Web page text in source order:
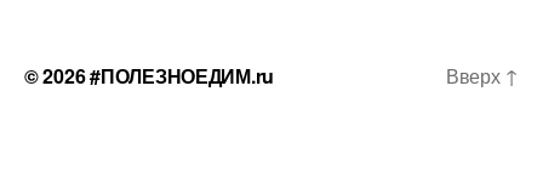
© 2026#ПОЛЕЗНОЕДИМ.ru Вверх ↑